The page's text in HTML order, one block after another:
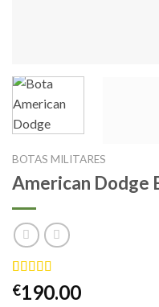
BOTAS MILITARES
American Dodge
Classificado
com5.00
4
€190.00